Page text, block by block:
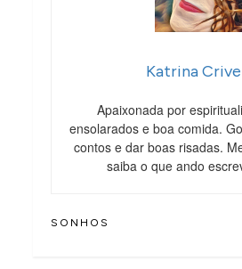
Katrina
Apaixonada por
ensolarados e boa comida.
contos e dar boas risadas.
saiba o que ando
SONHOS